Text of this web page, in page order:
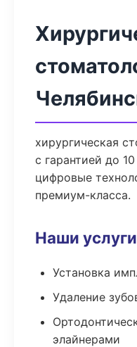
хирургическая
с гарантией до
цифровые
премиум-класса.
Наши услуги
Установка
Удаление
элайнерами